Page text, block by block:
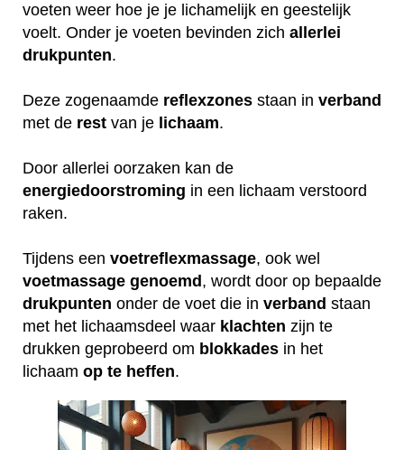
voeten weer hoe je je lichamelijk en geestelijk
voelt. Onder je voeten bevinden zich allerlei
drukpunten.
Deze zogenaamde reflexzones staan in verband
met de rest van je lichaam.
Door allerlei oorzaken kan de
energiedoorstroming in een lichaam verstoord
raken.
Tijdens een voetreflexmassage, ook wel
voetmassage genoemd , wordt door op bepaalde
drukpunten onder de voet die in verband staan
met het lichaamsdeel waar klachten zijn te
drukken geprobeerd om blokkades in het
lichaam op te heffen.